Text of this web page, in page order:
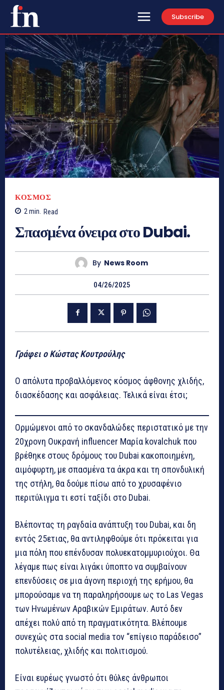
Subscribe
ΚΟΣΜΟΣ
2min. Read
Σπασμένα όνειρα στο Dubai.
By News Room
04/26/2025
Γράφει ο Κώστας Κουτρούλης
Ο απόλυτα προβαλλόμενος κόσμος άφθονης χλιδής,
διασκέδασης και ασφάλειας. Τελικά είναι έτσι;
Ορμώμενοι από το σκανδαλώδες περιστατικό με την
20χρονη Ουκρανή influencer Μαρία kovalchuk που
βρέθηκε στους δρόμους του Dubai κακοποιημένη,
αιμόφυρτη, με σπασμένα τα άκρα και τη σπονδυλική
της στήλη, θα δούμε πίσω από το χρυσαφένιο
περιτύλιγμα τι εστί ταξίδι στο Dubai.
Βλέποντας τη ραγδαία ανάπτυξη του Dubai, και δη
εντός 25ετιας, θα αντιληφθούμε ότι πρόκειται για
μια πόλη που επένδυσαν πολυεκατομμυριούχοι. Θα
λέγαμε πως είναι λιγάκι ύποπτο να συμβαίνουν
επενδύσεις σε μια άγονη περιοχή της ερήμου, θα
μπορούσαμε να τη παραληρήσουμε ως το Las Vegas
των Ηνωμένων Αραβικών Εμιράτων. Αυτό δεν
απέχει πολύ από τη πραγματικότητα. Βλέπουμε
συνεχώς στα social media τον “επίγειο παράδεισο”
πολυτέλειας, χλιδής και πολιτισμού.
Είναι ευρέως γνωστό ότι θύλες άνθρωποι